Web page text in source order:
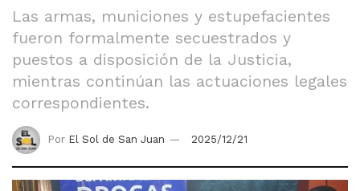
Las armas, municiones y estupefacientes
fueron formalmente secuestrados y
puestos a disposición de la Justicia,
mientras continúan las actuaciones legales
correspondientes.
Por El Sol de San Juan 2025/12/21